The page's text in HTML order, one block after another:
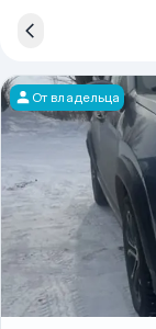
От владельца